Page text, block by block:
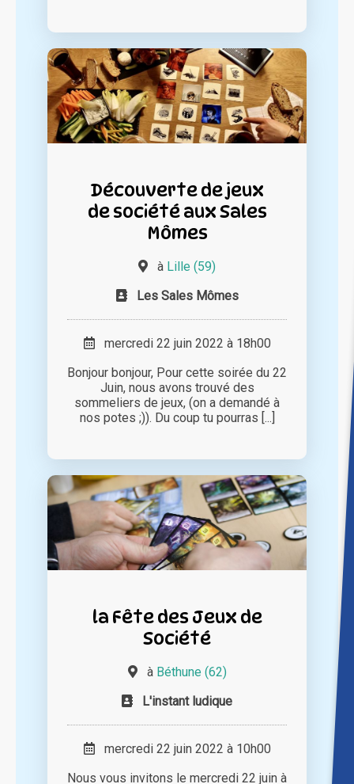
Découverte de jeux
de société aux Sales
Mômes
à Lille (59)
Les Sales Mômes
mercredi 22 juin 2022 à 18h00
Bonjour bonjour, Pour cette soirée du 22
Juin, nous avons trouvé des
sommeliers de jeux, (on a demandé à
nos potes ;)). Du coup tu pourras [...]
la Fête des Jeux de
Société
à Béthune (62)
L'instant ludique
mercredi 22 juin 2022 à 10h00
Nous vous invitons le mercredi 22 juin à